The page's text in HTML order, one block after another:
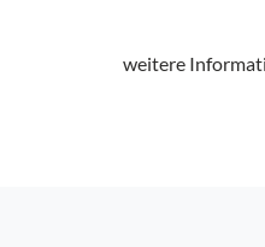
weitere